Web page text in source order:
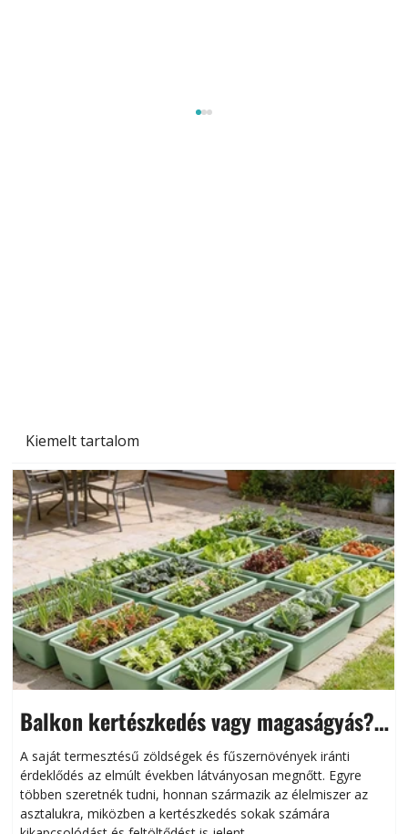
Kiemelt tartalom
Balkon kertészkedés vagy magaságyás?
Helytakarékos kertészkedés
A saját termesztésű zöldségek és fűszernövények iránti
érdeklődés az elmúlt években látványosan megnőtt. Egyre
többen szeretnék tudni, honnan származik az élelmiszer az
asztalukra, miközben a kertészkedés sokak számára